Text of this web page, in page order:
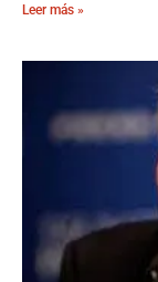
Leer más »